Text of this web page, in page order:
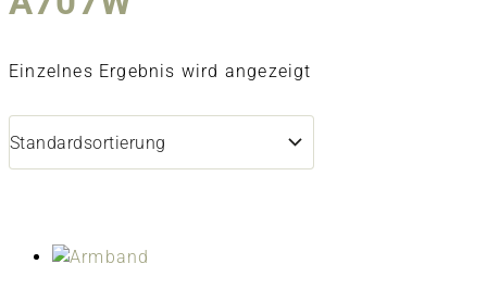
Einzelnes Ergebnis wird angezeigt